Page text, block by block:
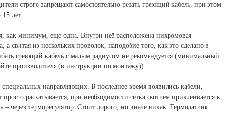
строго запрещают самостоятельно резать греющий кабель, при этом
лет.
как минимум, еще одна. Внутри неё расположена нихромовая
свитая из нескольких проволок, наподобие того, как это сделано в
греющий кабель с малым радиусом не рекомендуется (минимальный
производителя (в инструкции по монтажу)).
направляющих. В последнее время появились кабели,
раскатывается, при необходимости сетка скотчем приклеивается к
– через терморегулятор. Стоит дорого, но иначе никак. Термодатчик